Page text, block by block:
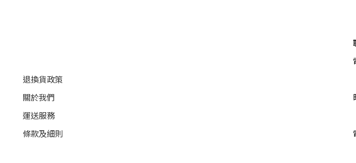
退換貨政策
關於我們
運送服務
條款及細則